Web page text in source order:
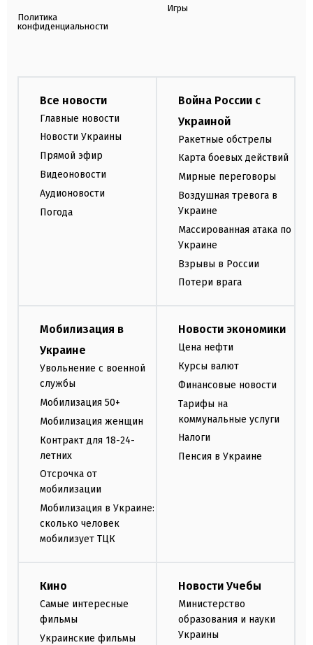
Политика
конфиденциальности
Игры
Все новости
Главные новости
Новости Украины
Прямой эфир
Видеоновости
Аудионовости
Погода
Война России с
Украиной
Ракетные обстрелы
Карта боевых действий
Мирные переговоры
Воздушная тревога в
Украине
Массированная атака по
Украине
Взрывы в России
Потери врага
Мобилизация в
Украине
Увольнение с военной
службы
Мобилизация 50+
Мобилизация женщин
Контракт для 18-24-
летних
Отсрочка от
мобилизации
Мобилизация в Украине:
сколько человек
мобилизует ТЦК
Новости экономики
Цена нефти
Курсы валют
Финансовые новости
Тарифы на
коммунальные услуги
Налоги
Пенсия в Украине
Кино
Самые интересные
фильмы
Украинские фильмы
Новости Учебы
Министерство
образования и науки
Украины